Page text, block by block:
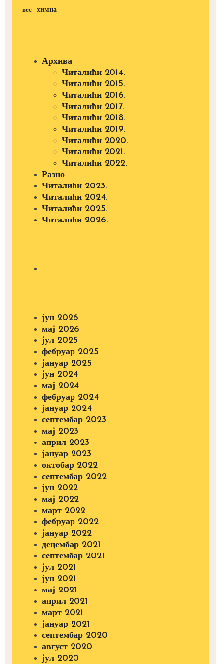
вес
химна
Архива
Читалићи 2014.
Читалићи 2015.
Читалићи 2016.
Читалићи 2017.
Читалићи 2018.
Читалићи 2019.
Читалићи 2020.
Читалићи 2021.
Читалићи 2022.
Разно
Читалићи 2023.
Читалићи 2024.
Читалићи 2025.
Читалићи 2026.
јун 2026
мај 2026
јул 2025
фебруар 2025
јануар 2025
јун 2024
мај 2024
фебруар 2024
јануар 2024
септембар 2023
мај 2023
април 2023
јануар 2023
октобар 2022
септембар 2022
јун 2022
мај 2022
март 2022
фебруар 2022
јануар 2022
децембар 2021
септембар 2021
јул 2021
јун 2021
мај 2021
април 2021
март 2021
јануар 2021
септембар 2020
август 2020
јул 2020